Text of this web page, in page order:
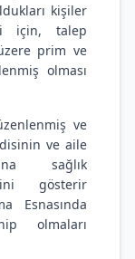
kişiler
için, talep
prim ve
olması
ve
ve aile
sağlık
gösterir
Esnasında
olmaları